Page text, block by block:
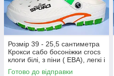
Розмір 39 - 25,5 сантиметра
Крокси сабо босоніжки crocs
клоги білі, з піни ( ЕВА), легкі і
зручні
Готово до відправки